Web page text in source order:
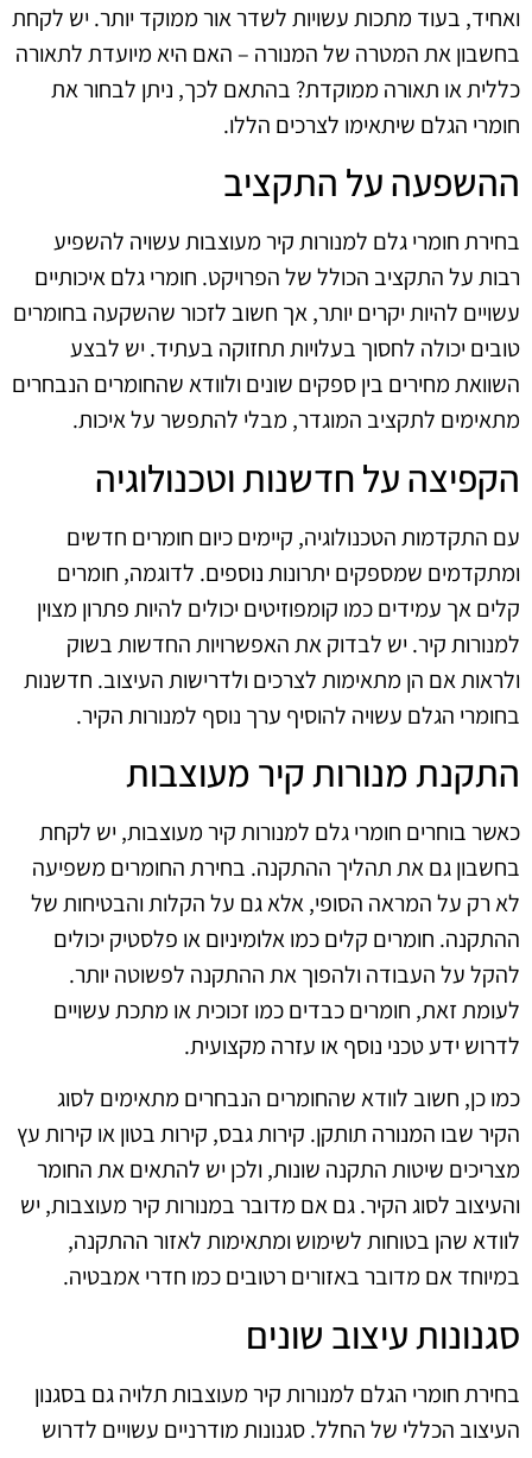
ואחיד, בעוד מתכות עשויות לשדר אור ממוקד יותר. יש לקחת
בחשבון את המטרה של המנורה – האם היא מיועדת לתאורה
כללית או תאורה ממוקדת? בהתאם לכך, ניתן לבחור את
חומרי הגלם שיתאימו לצרכים הללו.
ההשפעה על התקציב
בחירת חומרי גלם למנורות קיר מעוצבות עשויה להשפיע
רבות על התקציב הכולל של הפרויקט. חומרי גלם איכותיים
עשויים להיות יקרים יותר, אך חשוב לזכור שהשקעה בחומרים
טובים יכולה לחסוך בעלויות תחזוקה בעתיד. יש לבצע
השוואת מחירים בין ספקים שונים ולוודא שהחומרים הנבחרים
מתאימים לתקציב המוגדר, מבלי להתפשר על איכות.
הקפיצה על חדשנות וטכנולוגיה
עם התקדמות הטכנולוגיה, קיימים כיום חומרים חדשים
ומתקדמים שמספקים יתרונות נוספים. לדוגמה, חומרים
קלים אך עמידים כמו קומפוזיטים יכולים להיות פתרון מצוין
למנורות קיר. יש לבדוק את האפשרויות החדשות בשוק
ולראות אם הן מתאימות לצרכים ולדרישות העיצוב. חדשנות
בחומרי הגלם עשויה להוסיף ערך נוסף למנורות הקיר.
התקנת מנורות קיר מעוצבות
כאשר בוחרים חומרי גלם למנורות קיר מעוצבות, יש לקחת
בחשבון גם את תהליך ההתקנה. בחירת החומרים משפיעה
לא רק על המראה הסופי, אלא גם על הקלות והבטיחות של
ההתקנה. חומרים קלים כמו אלומיניום או פלסטיק יכולים
להקל על העבודה ולהפוך את ההתקנה לפשוטה יותר.
לעומת זאת, חומרים כבדים כמו זכוכית או מתכת עשויים
לדרוש ידע טכני נוסף או עזרה מקצועית.
כמו כן, חשוב לוודא שהחומרים הנבחרים מתאימים לסוג
הקיר שבו המנורה תותקן. קירות גבס, קירות בטון או קירות עץ
מצריכים שיטות התקנה שונות, ולכן יש להתאים את החומר
והעיצוב לסוג הקיר. גם אם מדובר במנורות קיר מעוצבות, יש
לוודא שהן בטוחות לשימוש ומתאימות לאזור ההתקנה,
במיוחד אם מדובר באזורים רטובים כמו חדרי אמבטיה.
סגנונות עיצוב שונים
בחירת חומרי הגלם למנורות קיר מעוצבות תלויה גם בסגנון
העיצוב הכללי של החלל. סגנונות מודרניים עשויים לדרוש